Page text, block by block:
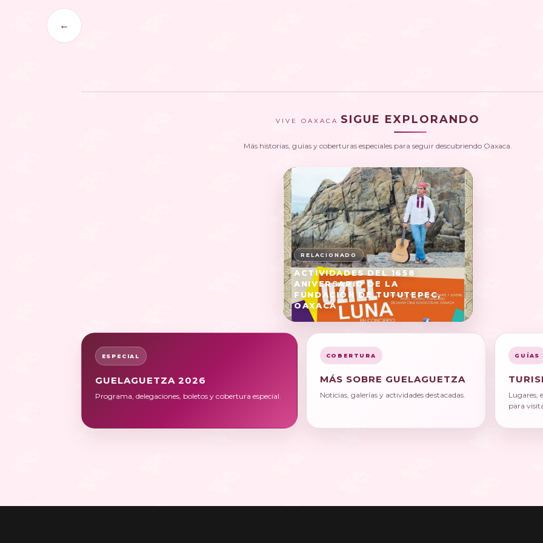
←
VIVE OAXACA SIGUE EXPLORANDO
Más historias, guías y coberturas especiales para seguir descubriendo Oaxaca.
ACTIVIDADES DEL 1658
ANIVERSARIO DE LA
FUNDACIÓN DE TUTUTEPEC,
OAXACA
ESPECIAL
GUELAGUETZA 2026
Programa, delegaciones, boletos y cobertura especial.
COBERTURA
MÁS SOBRE GUELAGUETZA
Noticias, galerías y actividades destacadas.
GUÍAS
Lugares,
para